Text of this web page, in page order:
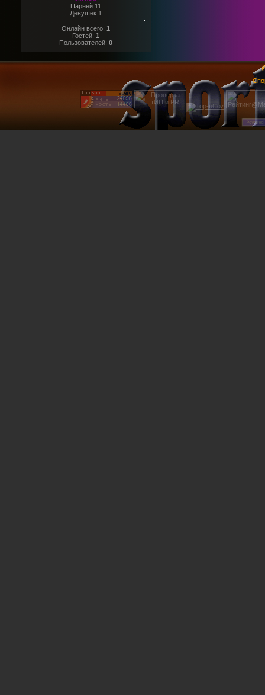
Парней:11
Девушек:1
Онлайн всего: 1
Гостей: 1
Пользователей: 0